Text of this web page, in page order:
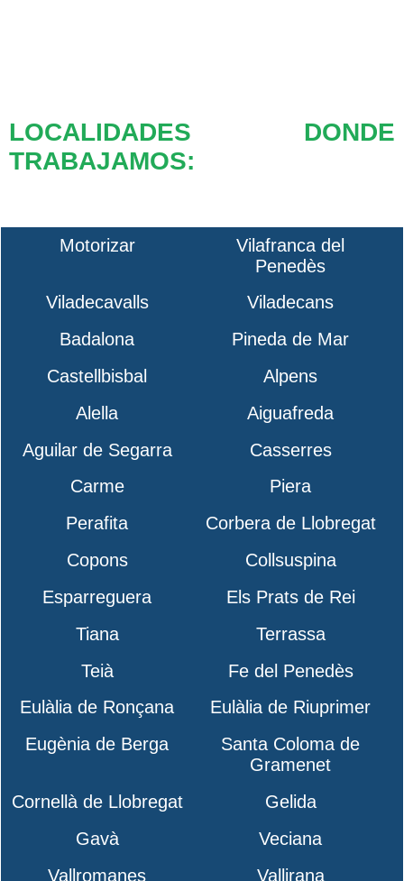
LOCALIDADES DONDE
TRABAJAMOS:
Motorizar
Vilafranca del
Penedès
Viladecavalls
Viladecans
Badalona
Pineda de Mar
Castellbisbal
Alpens
Alella
Aiguafreda
Aguilar de Segarra
Casserres
Carme
Piera
Perafita
Corbera de Llobregat
Copons
Collsuspina
Esparreguera
Els Prats de Rei
Tiana
Terrassa
Teià
Fe del Penedès
Eulàlia de Ronçana
Eulàlia de Riuprimer
Eugènia de Berga
Santa Coloma de
Gramenet
Cornellà de Llobregat
Gelida
Gavà
Veciana
Vallromanes
Vallirana